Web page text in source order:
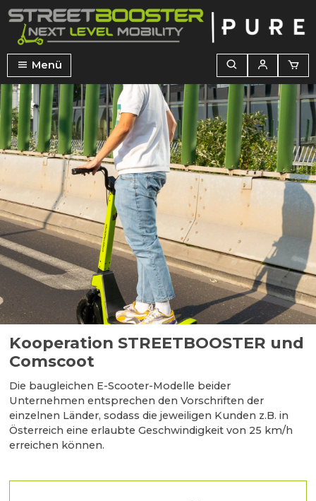
springen
Menü
Kooperation STREETBOOSTER und
Comscoot
Die baugleichen E-Scooter-Modelle beider
Unternehmen entsprechen den Vorschriften der
einzelnen Länder, sodass die jeweiligen Kunden z.B. in
Österreich eine erlaubte Geschwindigkeit von 25 km/h
erreichen können.